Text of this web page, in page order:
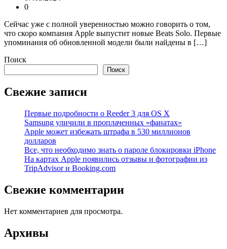
0
Сейчас уже с полной уверенностью можно говорить о том,
что скоро компания Apple выпустит новые Beats Solo. Первые
упоминания об обновленной модели были найдены в […]
Поиск
Поиск
Свежие записи
Первые подробности о Reeder 3 для OS X
Samsung уличили в проплаченных «фанатах»
Apple может избежать штрафа в 530 миллионов
долларов
Все, что необходимо знать о пароле блокировки iPhone
На картах Apple появились отзывы и фотографии из
TripAdvisor и Booking.com
Свежие комментарии
Нет комментариев для просмотра.
Архивы